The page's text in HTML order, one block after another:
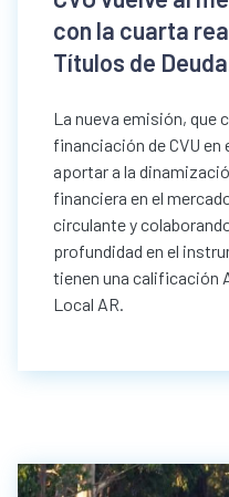
con la cuarta
Títulos de
La nueva emisión, que
financiación de CVU en
aportar a la
financiera en el
circulante y
profundidad en el
tienen una calificación
Local AR.